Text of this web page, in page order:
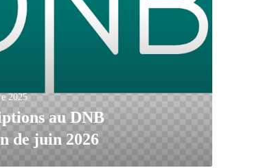
2025
au DNB
de juin 2026